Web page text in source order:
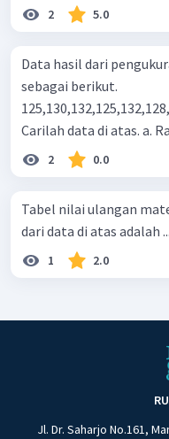
2 5.0
Data hasil dari
sebagai berikut.
Carilah
2 0.0
Tabel nilai ulangan matematika
dari data di atas adalah ...
1 2.0
Jl. Dr. Saharjo No.161,